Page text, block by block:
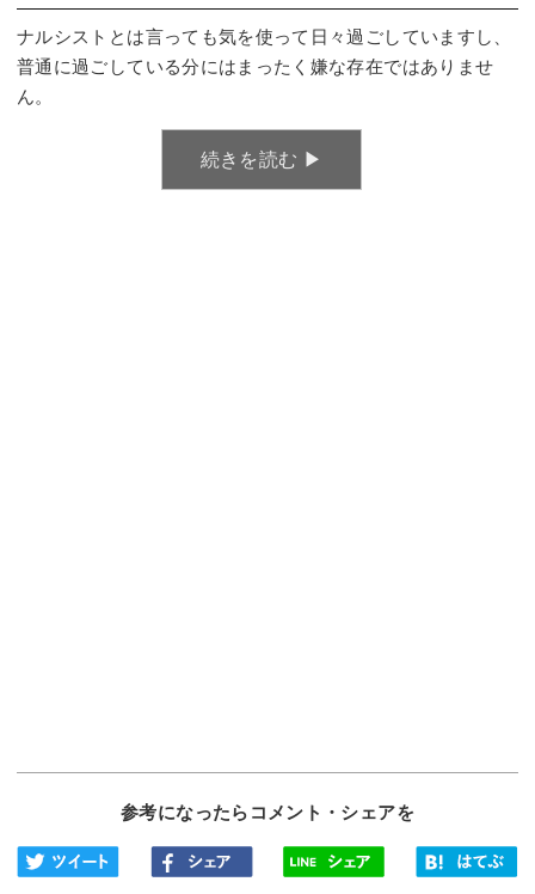
ナルシストとは言っても気を使って日々過ごしていますし、
普通に過ごしている分にはまったく嫌な存在ではありませ
ん。
続きを読む ▶︎
参考になったらコメント・シェアを